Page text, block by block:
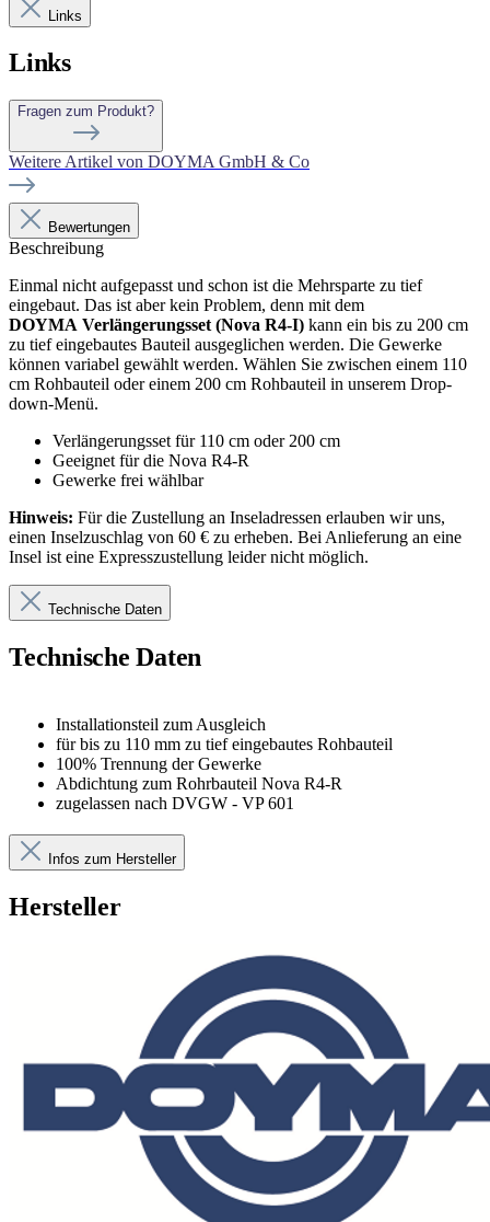
Links
Links
Fragen zum Produkt?
Weitere Artikel von DOYMA GmbH & Co
Bewertungen
Beschreibung
Einmal nicht aufgepasst und schon ist die Mehrsparte zu tief
eingebaut. Das ist aber kein Problem, denn mit dem
DOYMA Verlängerungsset (Nova R4-I) kann ein bis zu 200 cm
zu tief eingebautes Bauteil ausgeglichen werden. Die Gewerke
können variabel gewählt werden. Wählen Sie zwischen einem 110
cm Rohbauteil oder einem 200 cm Rohbauteil in unserem Drop-
down-Menü.
Verlängerungsset für 110 cm oder 200 cm
Geeignet für die Nova R4-R
Gewerke frei wählbar
Hinweis: Für die Zustellung an Inseladressen erlauben wir uns,
einen Inselzuschlag von 60 € zu erheben. Bei Anlieferung an eine
Insel ist eine Expresszustellung leider nicht möglich.
Technische Daten
Technische Daten
Installationsteil zum Ausgleich
für bis zu 110 mm zu tief eingebautes Rohbauteil
100% Trennung der Gewerke
Abdichtung zum Rohrbauteil Nova R4-R
zugelassen nach DVGW - VP 601
Infos zum Hersteller
Hersteller